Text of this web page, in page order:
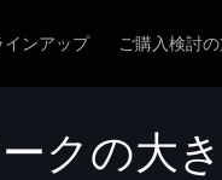
インアップ ご購入検討
クの大